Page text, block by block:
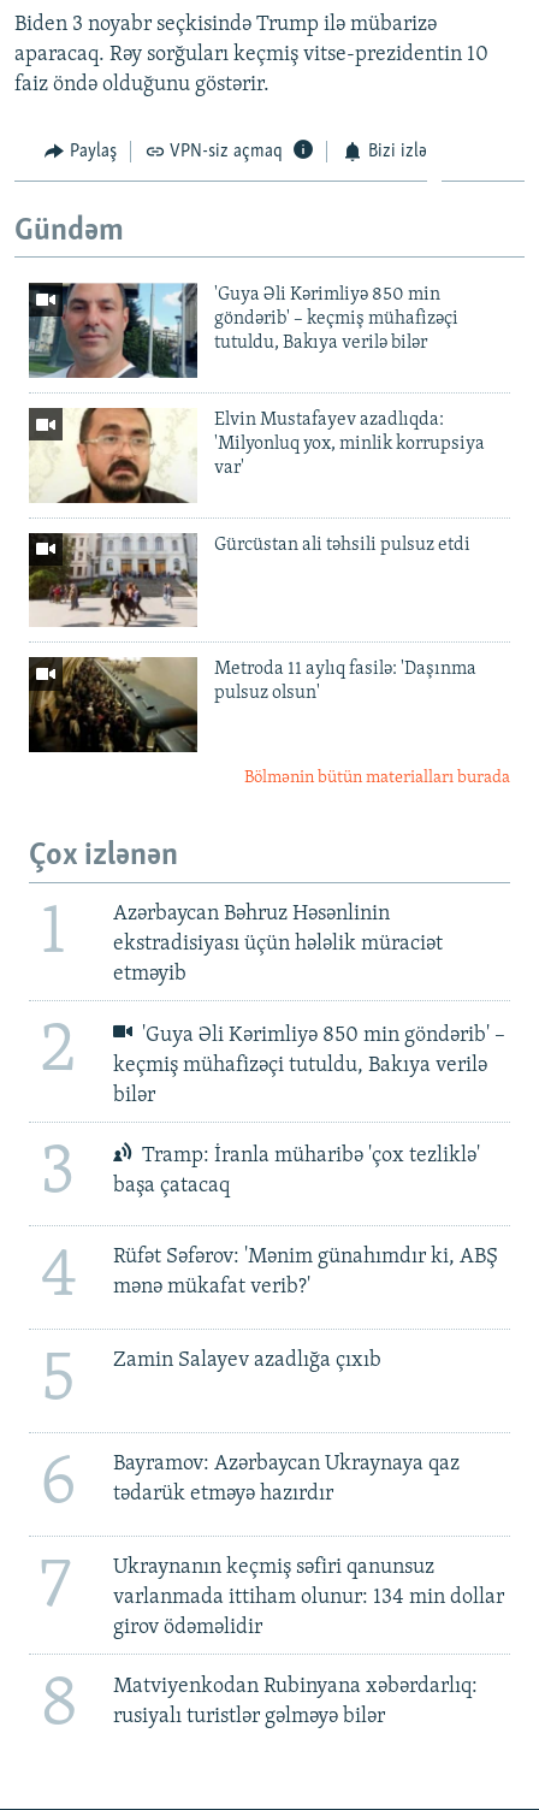
Biden 3 noyabr seçkisində Trump ilə mübarizə
aparacaq. Rəy sorğuları keçmiş vitse-prezidentin 10
faiz öndə olduğunu göstərir.
Paylaş VPN-siz açmaq Bizi izlə
Gündəm
'Guya Əli Kərimliyə 850 min
göndərib' – keçmiş mühafizəçi
tutuldu, Bakıya verilə bilər
Elvin Mustafayev azadlıqda:
'Milyonluq yox, minlik korrupsiya
var'
Gürcüstan ali təhsili pulsuz etdi
Metroda 11 aylıq fasilə: 'Daşınma
pulsuz olsun'
Bölmənin bütün materialları burada
Çox izlənən
1
Azərbaycan Bəhruz Həsənlinin
ekstradisiyası üçün hələlik müraciət
etməyib
2
'Guya Əli Kərimliyə 850 min göndərib' –
keçmiş mühafizəçi tutuldu, Bakıya verilə
bilər
3
Tramp: İranla müharibə 'çox tezliklə'
başa çatacaq
4
Rüfət Səfərov: 'Mənim günahımdır ki, ABŞ
mənə mükafat verib?'
5 Zamin Salayev azadlığa çıxıb
6
Bayramov: Azərbaycan Ukraynaya qaz
tədarük etməyə hazırdır
7
Ukraynanın keçmiş səfiri qanunsuz
varlanmada ittiham olunur: 134 min dollar
girov ödəməlidir
8
Matviyenkodan Rubinyana xəbərdarlıq:
rusiyalı turistlər gəlməyə bilər